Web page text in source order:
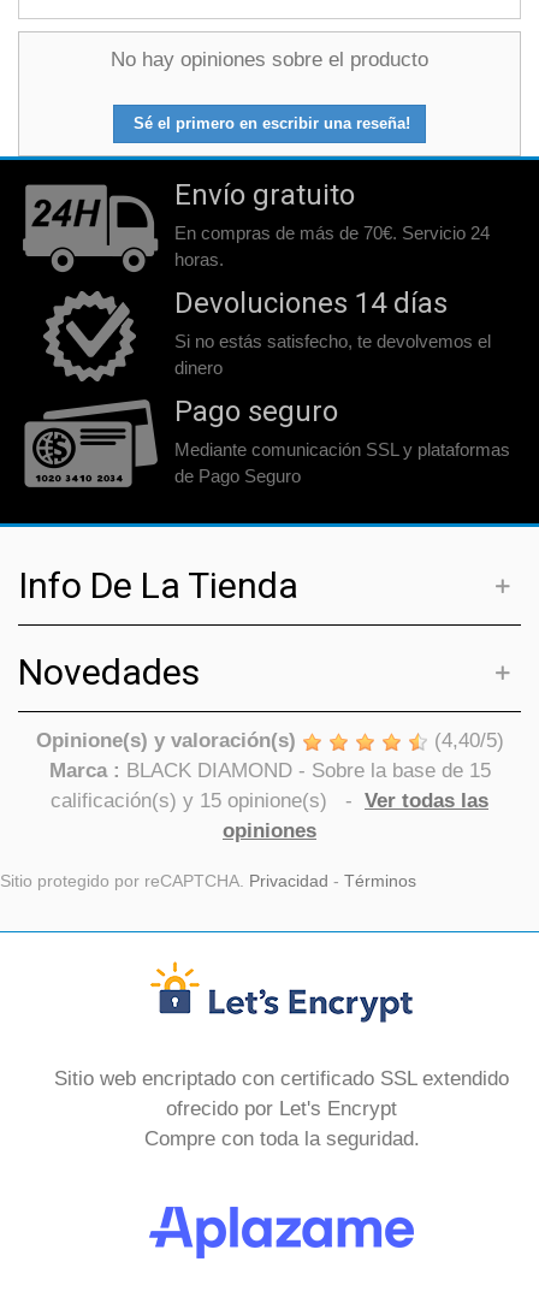
No hay opiniones sobre el producto
Sé el primero en escribir una reseña!
Envío gratuito
En compras de más de 70€. Servicio 24
horas.
Devoluciones 14 días
Si no estás satisfecho, te devolvemos el
dinero
Pago seguro
Mediante comunicación SSL y plataformas
de Pago Seguro
Info De La Tienda
Novedades
Opinione(s) y valoración(s) (4,40/5)
Marca : BLACK DIAMOND- Sobre la base de 15
calificación(s) y 15 opinione(s) - Ver todas las
opiniones
Sitio protegido por reCAPTCHA. Privacidad - Términos
Sitio web encriptado con certificado SSL extendido
ofrecido por Let's Encrypt
Compre con toda la seguridad.